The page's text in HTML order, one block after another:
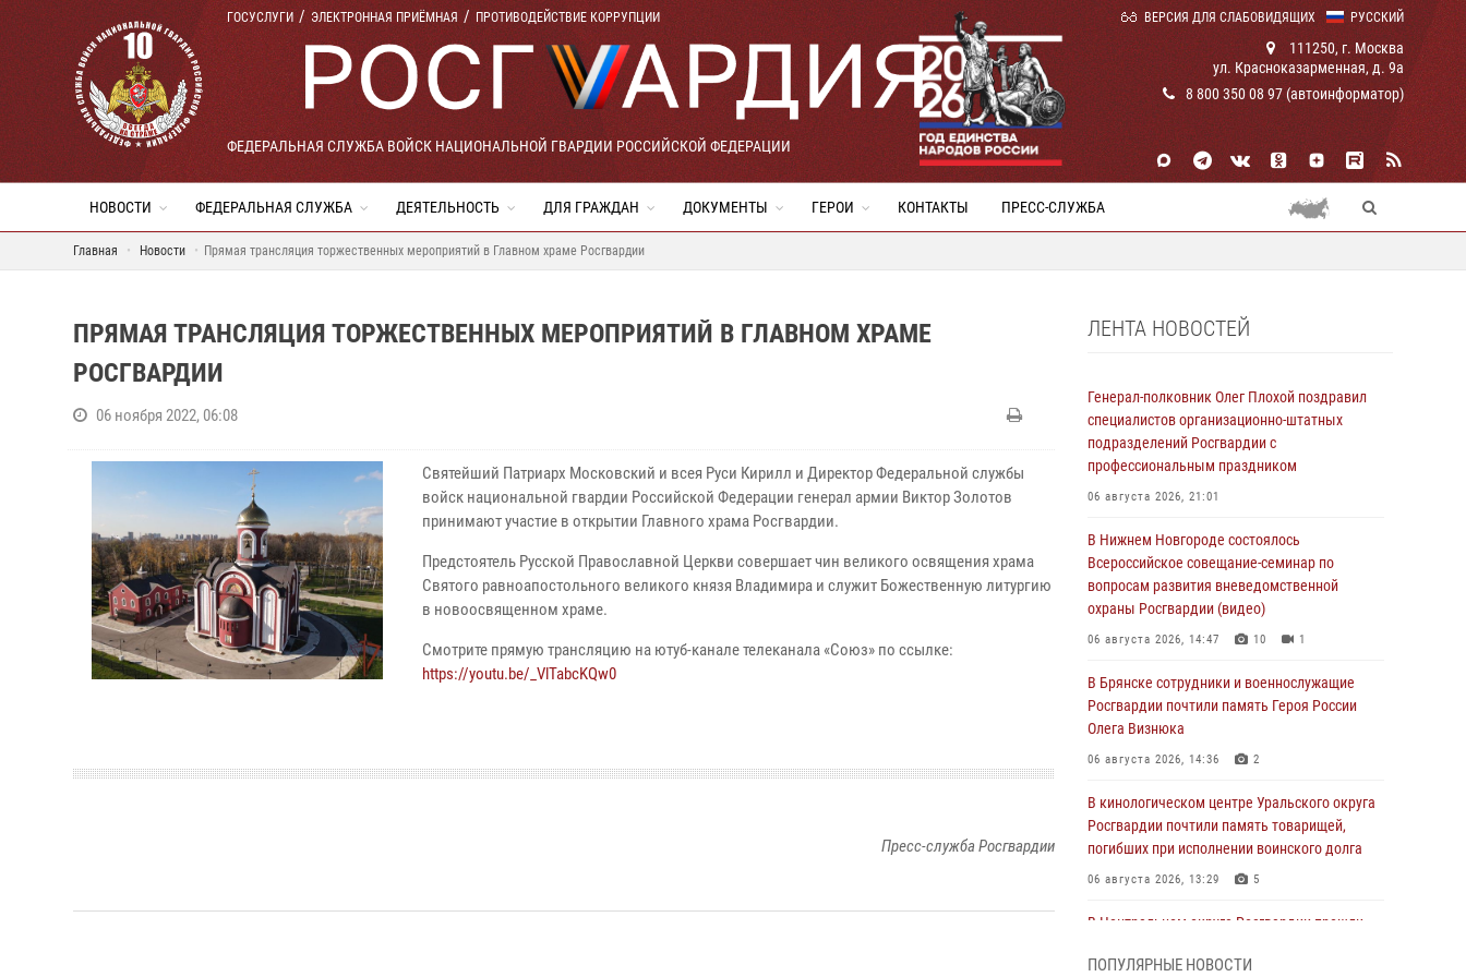
РУССКИЙ
ГОСУСЛУГИ ЭЛЕКТРОННАЯ ПРИЁМНАЯ ПРОТИВОДЕЙСТВИЕ КОРРУПЦИИ ВЕРСИЯ ДЛЯ СЛАБОВИДЯЩИХ
ФЕДЕРАЛЬНАЯ СЛУЖБА ВОЙСК НАЦИОНАЛЬНОЙ ГВАРДИИ РОССИЙСКОЙ ФЕДЕРАЦИИ
111250, г. Москва
ул. Красноказарменная, д. 9а
8 800 350 08 97 (автоинформатор)
НОВОСТИ ФЕДЕРАЛЬНАЯ СЛУЖБА ДЕЯТЕЛЬНОСТЬ ДЛЯ ГРАЖДАН ДОКУМЕНТЫ ГЕРОИ КОНТАКТЫ ПРЕСС-СЛУЖБА
Главная Новости Прямая трансляция торжественных мероприятий в Главном храме Росгвардии
ПРЯМАЯ ТРАНСЛЯЦИЯ ТОРЖЕСТВЕННЫХ МЕРОПРИЯТИЙ В ГЛАВНОМ ХРАМЕ
РОСГВАРДИИ
06 ноября 2022, 06:08
Святейший Патриарх Московский и всея Руси Кирилл и Директор Федеральной службы
войск национальной гвардии Российской Федерации генерал армии Виктор Золотов
принимают участие в открытии Главного храма Росгвардии.
Предстоятель Русской Православной Церкви совершает чин великого освящения храма
Святого равноапостольного великого князя Владимира и служит Божественную литургию
в новоосвященном храме.
Смотрите прямую трансляцию на ютуб-канале телеканала «Союз» по ссылке:
https://youtu.be/_VlTabcKQw0
Пресс-служба Росгвардии
ЛЕНТА НОВОСТЕЙ
Генерал-полковник Олег Плохой поздравил
специалистов организационно-штатных
подразделений Росгвардии с
профессиональным праздником
06 августа 2026, 21:01
В Нижнем Новгороде состоялось
Всероссийское совещание-семинар по
вопросам развития вневедомственной
охраны Росгвардии (видео)
06 августа 2026, 14:47 10 1
В Брянске сотрудники и военнослужащие
Росгвардии почтили память Героя России
Олега Визнюка
06 августа 2026, 14:36 2
В кинологическом центре Уральского округа
Росгвардии почтили память товарищей,
погибших при исполнении воинского долга
06 августа 2026, 13:29 5
В Центральном округе Росгвардии прошли
И.К. Яковлева
ПОПУЛЯРНЫЕ НОВОСТИ